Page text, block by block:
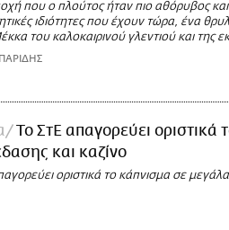
που ο πλούτος ήταν πιο αθόρυβος και
ιδιότητες που έχουν τώρα, ένα
του καλοκαιρινού γλεντιού και της
Το ΣτΕ απαγορεύει οριστικά
και καζίνο
οριστικά το κάπνισμα σε